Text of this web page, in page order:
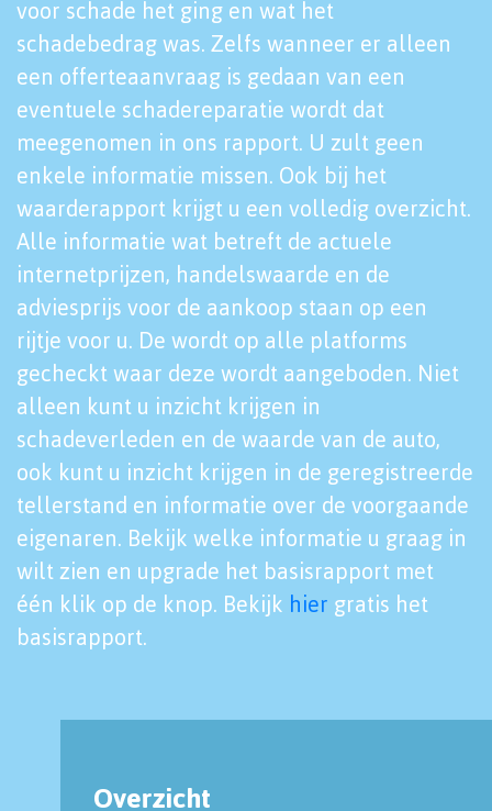
voor schade het ging en wat het
schadebedrag was. Zelfs wanneer er alleen
een offerteaanvraag is gedaan van een
eventuele schadereparatie wordt dat
meegenomen in ons rapport. U zult geen
enkele informatie missen. Ook bij het
waarderapport krijgt u een volledig overzicht.
Alle informatie wat betreft de actuele
internetprijzen, handelswaarde en de
adviesprijs voor de aankoop staan op een
rijtje voor u. De wordt op alle platforms
gecheckt waar deze wordt aangeboden. Niet
alleen kunt u inzicht krijgen in
schadeverleden en de waarde van de auto,
ook kunt u inzicht krijgen in de geregistreerde
tellerstand en informatie over de voorgaande
eigenaren. Bekijk welke informatie u graag in
wilt zien en upgrade het basisrapport met
één klik op de knop. Bekijk hier gratis het
basisrapport.
Overzicht